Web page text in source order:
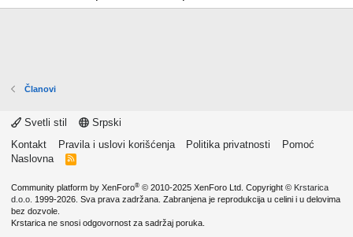
Članovi
Svetli stil
Srpski
Kontakt
Pravila i uslovi korišćenja Politika privatnosti
Pomoć
Naslovna
R
Community platform by XenForo® © 2010-2025 XenForo Ltd. Copyright © Krstarica
d.o.o. 1999-2026. Sva prava zadržana. Zabranjena je reprodukcija u celini i u delovima
bez dozvole.
Krstarica ne snosi odgovornost za sadržaj poruka.